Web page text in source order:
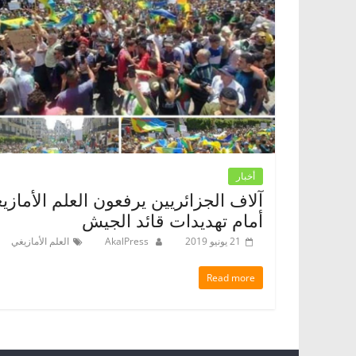
أخبار
آلاف الجزائريين يرفعون العلم
أمام تهديدات قائد الجيش
21 يونيو 2019 AkalPress العلم الأمازيغي
Read more